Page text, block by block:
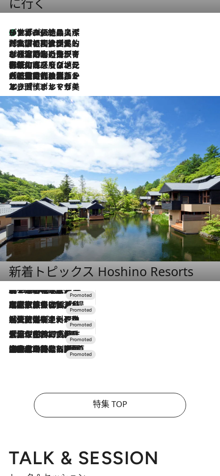
2026.8.8
リスボンの絶品スイーツ「パステル・デ・ナタ」とは？ポルトガル伝統の奥深い世界へ
2026.7.27
「私の祖国はポルトガル語です」国民的詩人フェルナンド・ペソアと、彼が愛した文学の街を歩く
2026.7.26
ポルトガル近海が育む極上の海の幸。キリリと冷えた白ワインと愉しむ、シーフード専門店の贅沢
2026.7.22
伝統の味をモダンに昇華。高感度な地元客が集う、リスボンの最旬ガストロノミー
2026.7.21
大航海時代の栄華から、震災、独裁、そして革命へ。ポルトガル・首都リスボンの石畳に刻まれた「歴史の光と影」
2026.7.13
エッセイ・ヤマザキマリ「慎ましくも美しき国 ポルトガル」
新着トピックス Hoshino Resorts
2026.8.7
【トンボの足水浴】ヒノキの香りに包まれて涼感マックス！約13℃の湧水かけ流しを避暑地「星野温泉 トンボの湯」で体験
2026.7.31
【ホテル帰省】という選択肢をOMOが提案。家族とほどよい距離を保つには「昼は実家、夜は気兼ねなくホテルで！」
2026.7.24
【夏限定ディナーコース】旬を迎える稚鮎や花ズッキーニなどをイタリア・トスカーナの郷土料理の手法で満喫！
2026.7.17
「土佐和ハーブかき氷」がOMO7高知に登場！生姜、山椒、大葉など目にも舌にも涼を呼ぶ郷土の味
2026.7.10
NEW OPEN！【界 草津】名湯の地に誕生。趣の異なる2種の温泉と上州ならではの会席・蕎麦割烹など美食を味わう究極の癒やし旅
特集 TOP
TALK & SESSION